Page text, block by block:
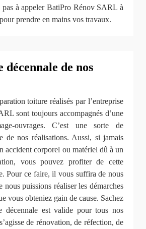
pas à appeler BatiPro Rénov SARL à
prendre en mains vos travaux.
de nos
toiture réalisés par l’entreprise
sont toujours accompagnés d’une
ouvrages. C’est une sorte de
de nos réalisations. Aussi, si jamais
accident corporel ou matériel dû à un
vous pouvez profiter de cette
Pour ce faire, il vous suffira de nous
nous puissions réaliser les démarches
vous obteniez gain de cause. Sachez
décennale est valide pour tous nos
de rénovation, de réfection, de